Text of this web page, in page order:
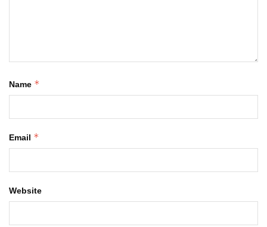
Name *
Email *
Website